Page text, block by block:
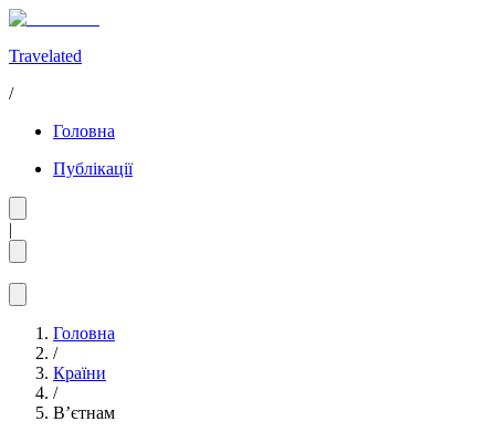
Travelated
/
Головна
Публікації
|
Головна
/
Країни
/
Вʼєтнам